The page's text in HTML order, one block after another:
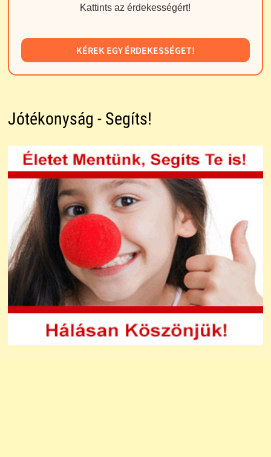
Kattints az érdekességért!
KÉREK EGY ÉRDEKESSÉGET!
Jótékonyság - Segíts!